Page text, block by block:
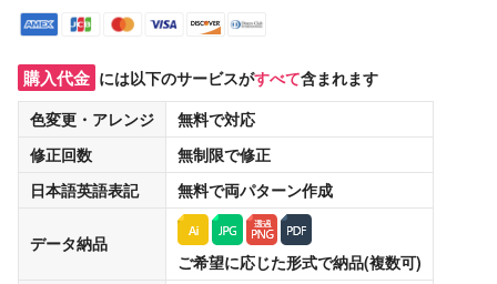
購入代金 には以下のサービスがすべて含まれます
色変更・アレンジ
無料で対応
修正回数
無制限で修正
日本語英語表記
無料で両パターン作成
データ納品
ご希望に応じた形式で納品(複数可)